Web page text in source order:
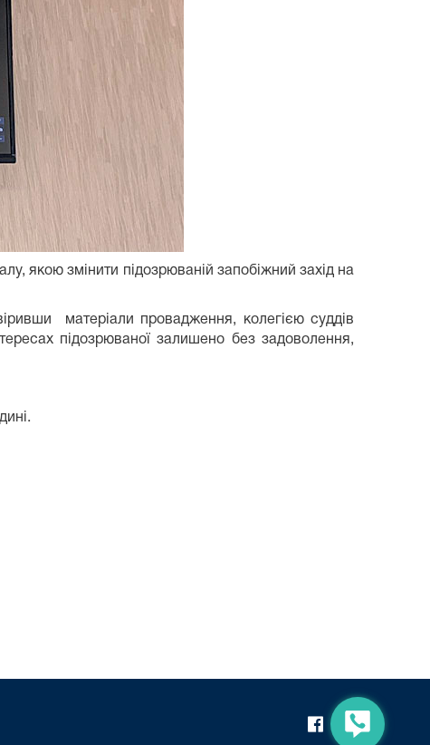
якою змінити підозрюваній запобіжний захід на
матеріали провадження, колегією суддів
підозрюваної залишено без задоволення,